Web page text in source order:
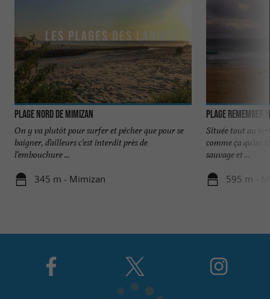
Plage Nord de Mimizan
On y va plutôt pour surfer et pêcher que pour se
baigner, d’ailleurs c’est interdit près de
l’embouchure ...
345 m - Mimizan
Plage Remember
Située tout au
comme ça qu’on
sauvage et ...
595 m -